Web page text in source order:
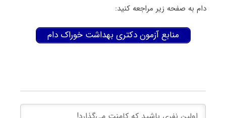
دام به صفحه زیر مراجعه کنید:
منابع آزمون دکتری ﺑﻬﺪاﺷﺖ ﺧﻮراک دام